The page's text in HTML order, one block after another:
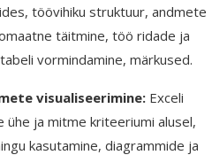
töövihiku struktuur, andmete
täitmine, töö ridade ja
vormindamine, märkused.
visualiseerimine: Exceli
ja mitme kriteeriumi alusel,
kasutamine, diagrammide ja